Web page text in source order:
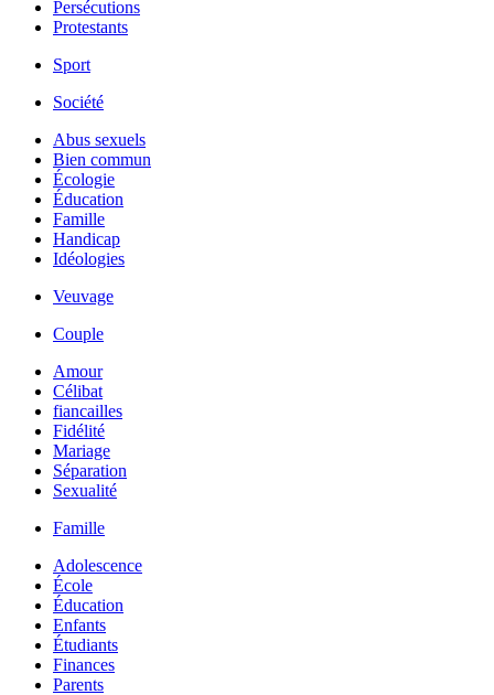
Persécutions
Protestants
Sport
Société
Abus sexuels
Bien commun
Écologie
Éducation
Famille
Handicap
Idéologies
Veuvage
Couple
Amour
Célibat
fiancailles
Fidélité
Mariage
Séparation
Sexualité
Famille
Adolescence
École
Éducation
Enfants
Étudiants
Finances
Parents